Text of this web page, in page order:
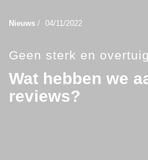
Nieuws / 04/11/2022
Geen sterk en
Wat hebben we
reviews?